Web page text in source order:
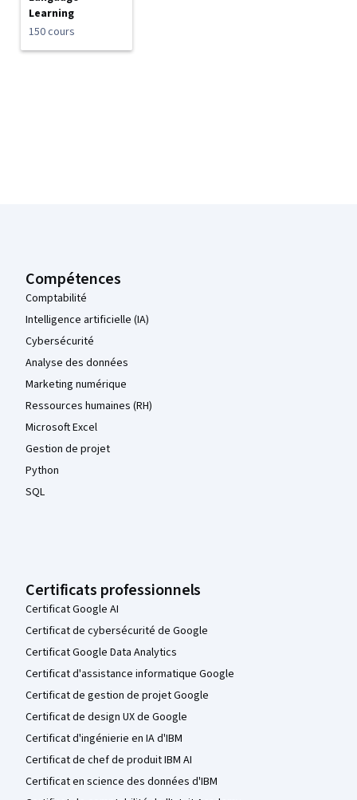
Learning
150 cours
Compétences
Comptabilité
Intelligence artificielle (IA)
Cybersécurité
Analyse des données
Marketing numérique
Ressources humaines (RH)
Microsoft Excel
Gestion de projet
Python
SQL
Certificats professionnels
Certificat Google AI
Certificat de cybersécurité de Google
Certificat Google Data Analytics
Certificat d'assistance informatique Google
Certificat de gestion de projet Google
Certificat de design UX de Google
Certificat d'ingénierie en IA d'IBM
Certificat de chef de produit IBM AI
Certificat en science des données d'IBM